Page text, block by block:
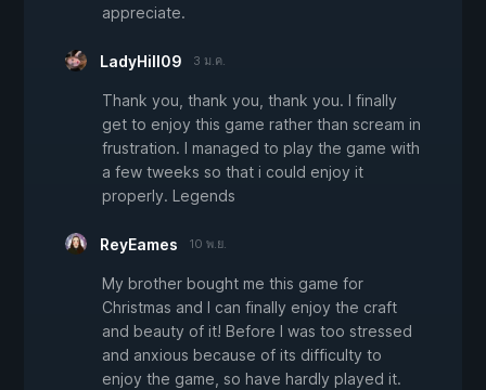
appreciate.
LadyHill09 3 ม.ค.
Thank you, thank you, thank you. I finally
get to enjoy this game rather than scream in
frustration. I managed to play the game with
a few tweeks so that i could enjoy it
properly. Legends
ReyEames 10 พ.ย.
My brother bought me this game for
Christmas and I can finally enjoy the craft
and beauty of it! Before I was too stressed
and anxious because of its difficulty to
enjoy the game, so have hardly played it.